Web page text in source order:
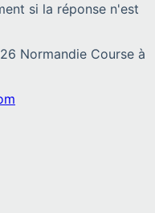
si la réponse n'est
Normandie Course à